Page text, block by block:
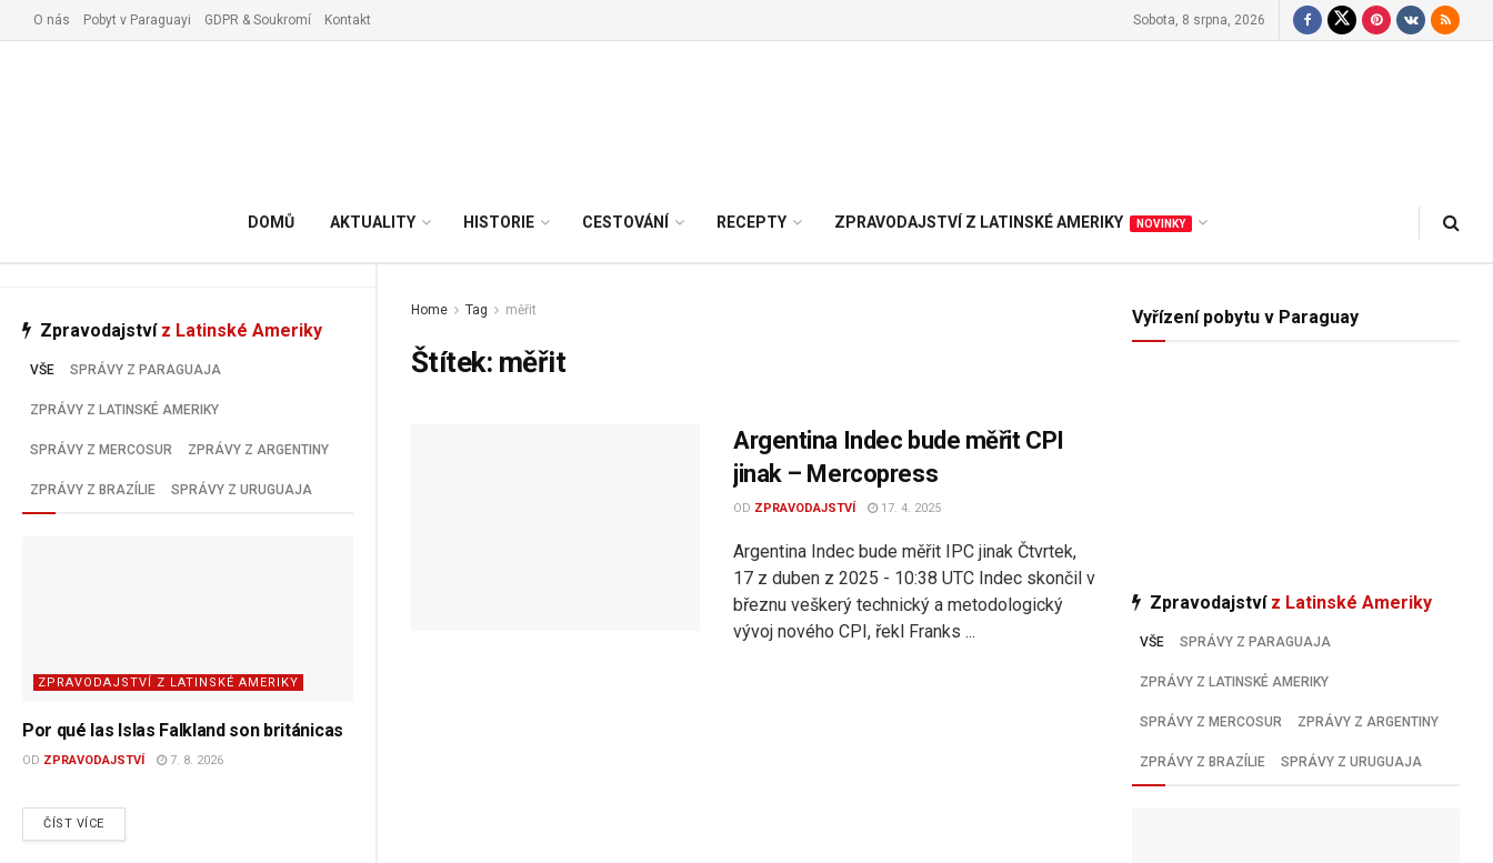
Vyřízení pobytu v Paraguay
Zpravodajství z Latinské Ameriky
VŠE SPRÁVY Z PARAGUAJA
ZPRÁVY Z LATINSKÉ AMERIKY
SPRÁVY Z MERCOSUR ZPRÁVY Z ARGENTINY
ZPRÁVY Z BRAZÍLIE SPRÁVY Z URUGUAJA
ZPRAVODAJSTVÍ Z LATINSKÉ AMERIKY
Por qué las Islas Falkland son británicas
OD ZPRAVODAJSTVÍ 7. 8. 2026
ČÍST VÍCEDETAILS
O nás Pobyt v Paraguayi GDPR & Soukromí Kontakt Sobota, 8 srpna, 2026
DOMŮ AKTUALITY HISTORIE CESTOVÁNÍ RECEPTY ZPRAVODAJSTVÍ Z LATINSKÉ AMERIKY NOVINKY
Home Tag měřit
Štítek: měřit
Argentina Indec bude měřit CPI
jinak – Mercopress
OD ZPRAVODAJSTVÍ 17. 4. 2025
Argentina Indec bude měřit IPC jinak Čtvrtek,
17 z duben z 2025 - 10:38 UTC Indec skončil v
březnu veškerý technický a metodologický
vývoj nového CPI, řekl Franks ...
Vyřízení pobytu v Paraguay
Zpravodajství z Latinské Ameriky
VŠE SPRÁVY Z PARAGUAJA
ZPRÁVY Z LATINSKÉ AMERIKY
SPRÁVY Z MERCOSUR ZPRÁVY Z ARGENTINY
ZPRÁVY Z BRAZÍLIE SPRÁVY Z URUGUAJA